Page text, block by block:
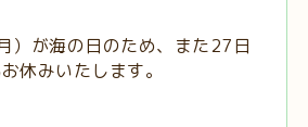
）が海の日のため、また27日
休みいたします。